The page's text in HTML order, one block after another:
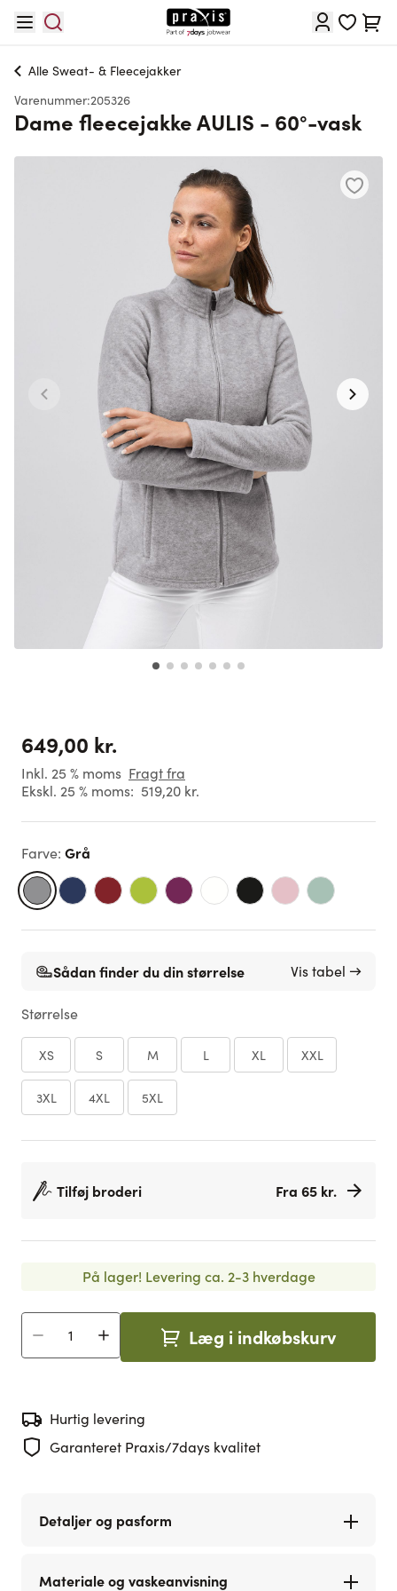
Cart
Alle Sweat- & Fleecejakker
Varenummer:205326
Dame fleecejakke AULIS - 60°-vask
649,00 kr.
Inkl. 25 % moms Fragt fra
Ekskl. 25 % moms: 519,20 kr.
Farve: Grå
Sådan finder du din størrelse Vis tabel →
Størrelse
XS S M L XL XXL
3XL 4XL 5XL
Tilføj broderi Fra 65 kr.
På lager! Levering ca. 2-3 hverdage
Antal Læg i indkøbskurv
Hurtig levering
Garanteret Praxis/7days kvalitet
Detaljer og pasform
Materiale og vaskeanvisning